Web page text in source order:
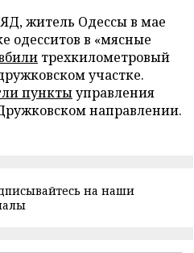
житель Одессы в мае
одесситов в «мясные
трехкилометровый
участке.
пунктыуправления
направлении.
на наши